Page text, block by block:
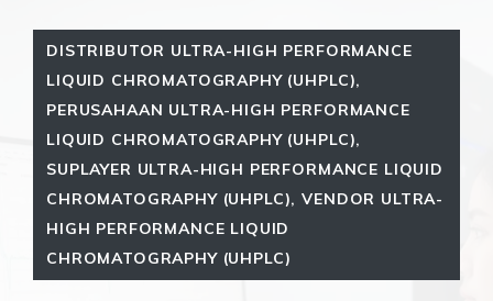
DISTRIBUTOR ULTRA-HIGH PERFORMANCE
LIQUID CHROMATOGRAPHY (UHPLC),
PERUSAHAAN ULTRA-HIGH PERFORMANCE
LIQUID CHROMATOGRAPHY (UHPLC),
SUPLAYER ULTRA-HIGH PERFORMANCE LIQUID
CHROMATOGRAPHY (UHPLC),VENDOR ULTRA-
HIGH PERFORMANCE LIQUID
CHROMATOGRAPHY (UHPLC)